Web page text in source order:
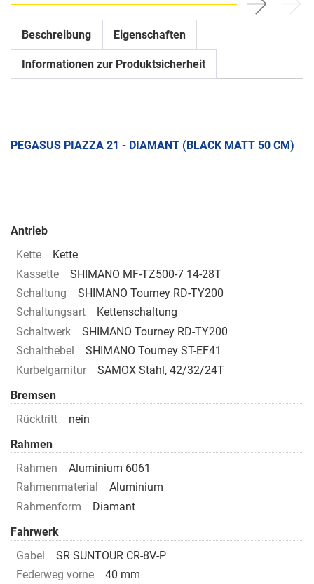
Beschreibung Eigenschaften
Informationen zur Produktsicherheit
PEGASUS PIAZZA 21 - DIAMANT (BLACK MATT 50 CM)
Antrieb
Kette
Kette
Kassette
SHIMANO MF-TZ500-7 14-28T
Schaltung
SHIMANO Tourney RD-TY200
Schaltungsart
Kettenschaltung
Schaltwerk
SHIMANO Tourney RD-TY200
Schalthebel
SHIMANO Tourney ST-EF41
Kurbelgarnitur
SAMOX Stahl, 42/32/24T
Bremsen
Rücktritt
nein
Rahmen
Rahmen
Aluminium 6061
Rahmenmaterial
Aluminium
Rahmenform
Diamant
Fahrwerk
Gabel
SR SUNTOUR CR-8V-P
Federweg vorne
40 mm